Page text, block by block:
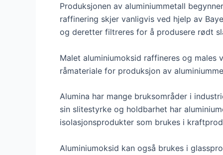
Produksjonen av aluminiummetall
raffinering skjer vanligvis ved hjelp av
og deretter filtreres for å produsere rødt
Malet aluminiumoksid raffineres og
råmateriale for produksjon av
Alumina har mange bruksområder i
sin slitestyrke og holdbarhet har
isolasjonsprodukter som brukes i
Aluminiumoksid kan også brukes i